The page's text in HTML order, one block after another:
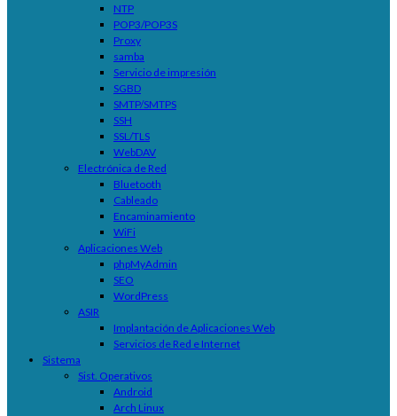
NTP
POP3/POP3S
Proxy
samba
Servicio de impresión
SGBD
SMTP/SMTPS
SSH
SSL/TLS
WebDAV
Electrónica de Red
Bluetooth
Cableado
Encaminamiento
WiFi
Aplicaciones Web
phpMyAdmin
SEO
WordPress
ASIR
Implantación de Aplicaciones Web
Servicios de Red e Internet
Sistema
Sist. Operativos
Android
Arch Linux